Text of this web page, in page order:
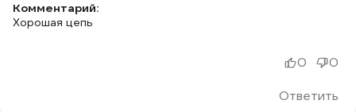
Комментарий:
Хорошая цепь
Ответить
0 0